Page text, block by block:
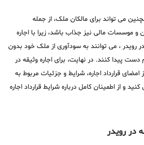
می تواند برای مالکان ملک، از جمله
و موسسات مالی نیز جذاب باشد، زیرا با اجاره
رویدر ، می توانند به سودآوری از ملک خود بدون
پیدا کنند. در نهایت، برای اجاره وثیقه در
قرارداد اجاره، شرایط و جزئیات مربوط به
و از اطمینان کامل درباره شرایط قرارداد اجاره
در رویدر